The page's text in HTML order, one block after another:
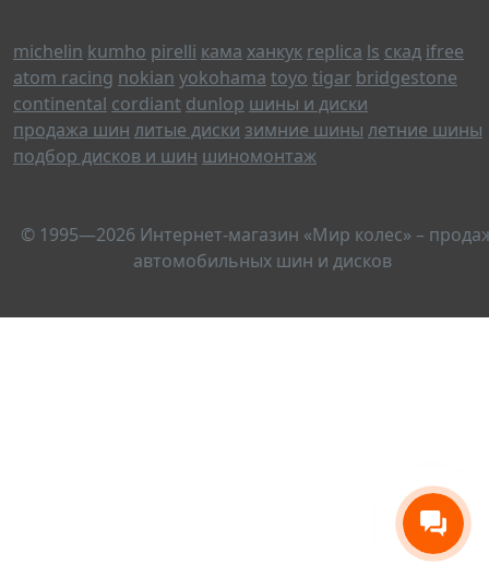
michelin kumho pirelli кама ханкук replica ls скад ifree
atom racing nokian yokohama toyo tigar bridgestone
continental cordiant dunlop шины и диски
продажа шин литые диски зимние шины летние шины
подбор дисков и шин шиномонтаж
© 1995—2026 Интернет-магазин «Мир колес» –
автомобильных шин и дисков